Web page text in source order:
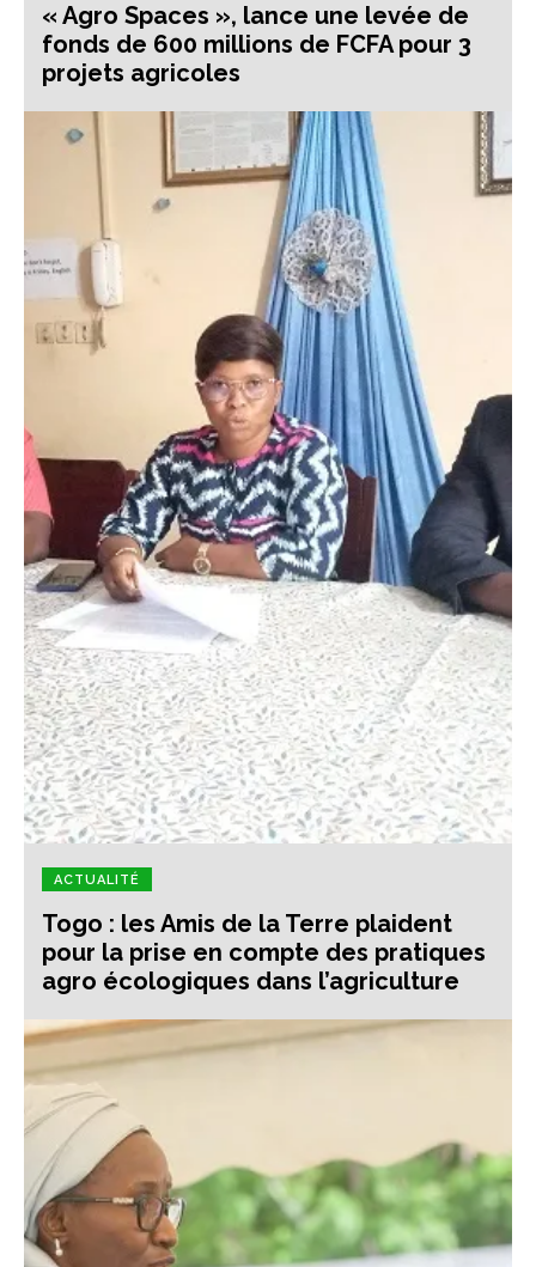
« Agro Spaces », lance une levée de
fonds de 600 millions de FCFA pour 3
projets agricoles
ACTUALITÉ
Togo : les Amis de la Terre plaident
pour la prise en compte des pratiques
agro écologiques dans l’agriculture